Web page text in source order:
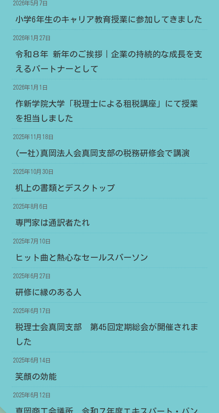
2026年5月7日
小学6年生のキャリア教育授業に参加してきました
2026年1月27日
令和８年 新年のご挨拶｜企業の持続的な成長を支
えるパートナーとして
2026年1月1日
作新学院大学「税理士による租税講座」にて授業
を担当しました
2025年11月18日
(一社)真岡法人会真岡支部の税務研修会で講演
2025年10月30日
机上の書類とデスクトップ
2025年8月6日
専門家は通訳者たれ
2025年7月10日
ヒット曲と熱心なセールスパーソン
2025年6月27日
研修に縁のある人
2025年6月17日
税理士会真岡支部 第45回定期総会が開催されま
した
2025年6月14日
笑顔の効能
2025年6月12日